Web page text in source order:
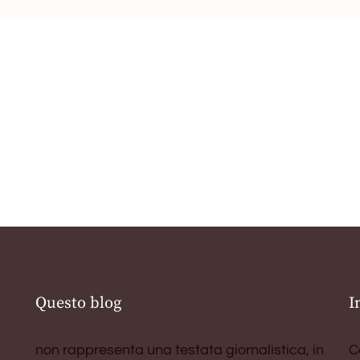
Questo blog
non rappresenta una testata giornalistica, in